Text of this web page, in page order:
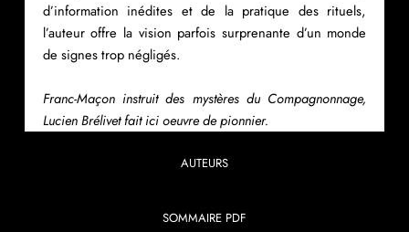
AUTEURS
SOMMAIRE PDF
d’information inédites et de la pratique des rituels,
l’auteur offre la vision parfois surprenante d’un monde
de signes trop négligés.
Franc-Maçon instruit des mystères du Compagnonnage,
Lucien Brélivet fait ici oeuvre de pionnier.